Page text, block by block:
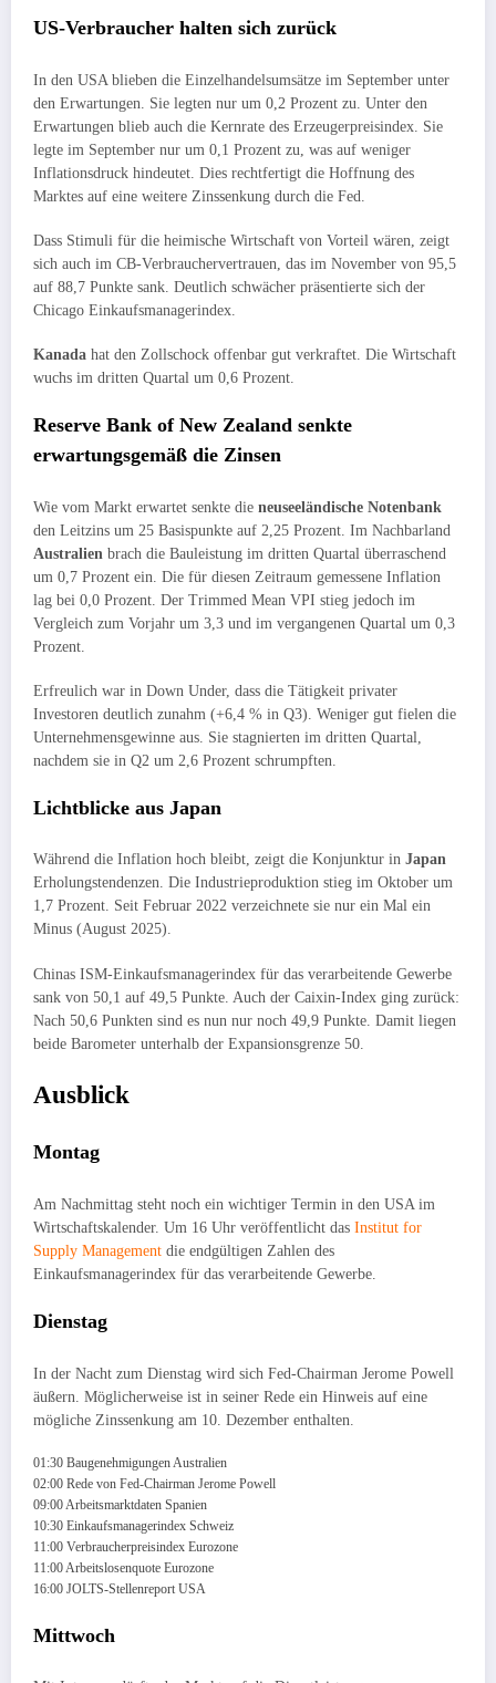
US-Verbraucher halten sich zurück
In den USA blieben die Einzelhandelsumsätze im September unter
den Erwartungen. Sie legten nur um 0,2 Prozent zu. Unter den
Erwartungen blieb auch die Kernrate des Erzeugerpreisindex. Sie
legte im September nur um 0,1 Prozent zu, was auf weniger
Inflationsdruck hindeutet. Dies rechtfertigt die Hoffnung des
Marktes auf eine weitere Zinssenkung durch die Fed.
Dass Stimuli für die heimische Wirtschaft von Vorteil wären, zeigt
sich auch im CB-Verbrauchervertrauen, das im November von 95,5
auf 88,7 Punkte sank. Deutlich schwächer präsentierte sich der
Chicago Einkaufsmanagerindex.
Kanada hat den Zollschock offenbar gut verkraftet. Die Wirtschaft
wuchs im dritten Quartal um 0,6 Prozent.
Reserve Bank of New Zealand senkte
erwartungsgemäß die Zinsen
Wie vom Markt erwartet senkte die neuseeländische Notenbank
den Leitzins um 25 Basispunkte auf 2,25 Prozent. Im Nachbarland
Australien brach die Bauleistung im dritten Quartal überraschend
um 0,7 Prozent ein. Die für diesen Zeitraum gemessene Inflation
lag bei 0,0 Prozent. Der Trimmed Mean VPI stieg jedoch im
Vergleich zum Vorjahr um 3,3 und im vergangenen Quartal um 0,3
Prozent.
Erfreulich war in Down Under, dass die Tätigkeit privater
Investoren deutlich zunahm (+6,4 % in Q3). Weniger gut fielen die
Unternehmensgewinne aus. Sie stagnierten im dritten Quartal,
nachdem sie in Q2 um 2,6 Prozent schrumpften.
Lichtblicke aus Japan
Während die Inflation hoch bleibt, zeigt die Konjunktur in Japan
Erholungstendenzen. Die Industrieproduktion stieg im Oktober um
1,7 Prozent. Seit Februar 2022 verzeichnete sie nur ein Mal ein
Minus (August 2025).
Chinas ISM-Einkaufsmanagerindex für das verarbeitende Gewerbe
sank von 50,1 auf 49,5 Punkte. Auch der Caixin-Index ging zurück:
Nach 50,6 Punkten sind es nun nur noch 49,9 Punkte. Damit liegen
beide Barometer unterhalb der Expansionsgrenze 50.
Ausblick
Montag
Am Nachmittag steht noch ein wichtiger Termin in den USA im
Wirtschaftskalender. Um 16 Uhr veröffentlicht das Institut for
Supply Management die endgültigen Zahlen des
Einkaufsmanagerindex für das verarbeitende Gewerbe.
Dienstag
In der Nacht zum Dienstag wird sich Fed-Chairman Jerome Powell
äußern. Möglicherweise ist in seiner Rede ein Hinweis auf eine
mögliche Zinssenkung am 10. Dezember enthalten.
01:30 Baugenehmigungen Australien
02:00 Rede von Fed-Chairman Jerome Powell
09:00 Arbeitsmarktdaten Spanien
10:30 Einkaufsmanagerindex Schweiz
11:00 Verbraucherpreisindex Eurozone
11:00 Arbeitslosenquote Eurozone
16:00 JOLTS-Stellenreport USA
Mittwoch